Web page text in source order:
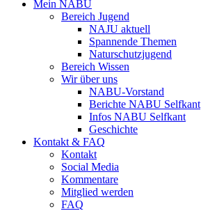
Mein NABU
Bereich Jugend
NAJU aktuell
Spannende Themen
Naturschutzjugend
Bereich Wissen
Wir über uns
NABU-Vorstand
Berichte NABU Selfkant
Infos NABU Selfkant
Geschichte
Kontakt & FAQ
Kontakt
Social Media
Kommentare
Mitglied werden
FAQ